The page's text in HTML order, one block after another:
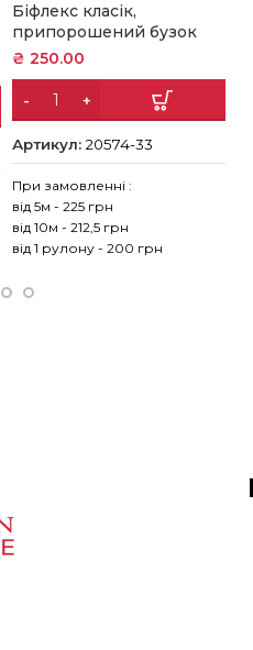
Біфлекс класік,
припорошений бузок
₴ 250.00
Артикул: 20574-33
При замовленні :
від 5м - 225 грн
від 10м - 212,5 грн
від 1 рулону - 200 грн